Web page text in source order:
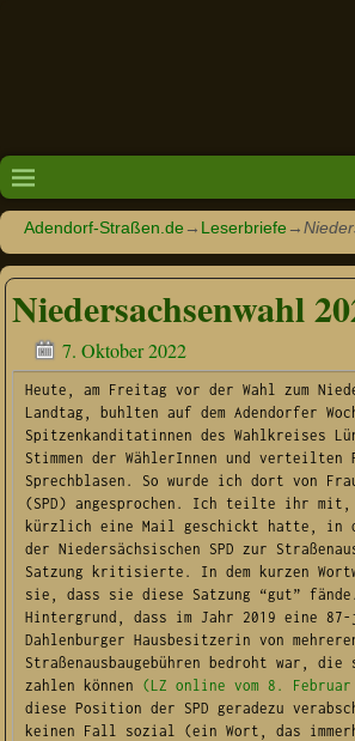
Adendorf-Straßen.de→ Leserbriefe→
Niedersachsenwahl
7. Oktober 2022
Heute, am Freitag vor der Wahl zum
Landtag, buhlten auf dem Adendorfer
Spitzenkanditatinnen des Wahlkreises
Stimmen der WählerInnen und verteilten
Sprechblasen. So wurde ich dort von
(SPD) angesprochen. Ich teilte ihr
kürzlich eine Mail geschickt hatte, in
der Niedersächsischen SPD zur
Satzung kritisierte. In dem kurzen
sie, dass sie diese Satzung “gut”
Hintergrund, dass im Jahr 2019 eine
Dahlenburger Hausbesitzerin von
Straßenausbaugebühren bedroht war,
zahlen können (LZ online vom 8. Februar
diese Position der SPD geradezu
keinen Fall sozial (ein Wort, das